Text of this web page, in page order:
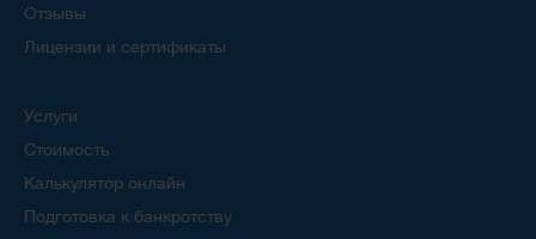
Отзывы
Лицензии и сертификаты
Услуги
Стоимость
Калькулятор онлайн
Подготовка к банкротству